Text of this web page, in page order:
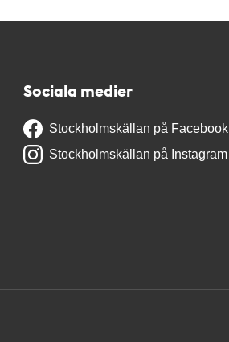
Sociala medier
Stockholmskällan på Facebook
Stockholmskällan på Instagram